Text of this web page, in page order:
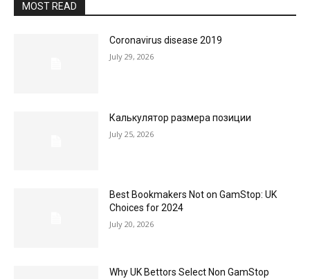
MOST READ
Coronavirus disease 2019
July 29, 2026
Калькулятор размера позиции
July 25, 2026
Best Bookmakers Not on GamStop: UK
Choices for 2024
July 20, 2026
Why UK Bettors Select Non GamStop